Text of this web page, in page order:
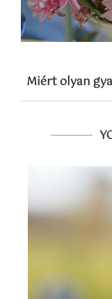
Miért olyan